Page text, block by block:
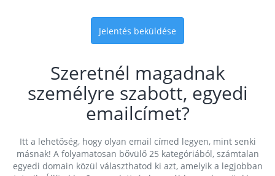
Jelentés beküldése
Szeretnél magadnak
személyre szabott, egyedi
emailcímet?
Itt a lehetőség, hogy olyan email címed legyen, mint senki
másnak! A folyamatosan bővülő 25 kategóriából, számtalan
egyedi domain közül választhatod ki azt, amelyik a legjobban